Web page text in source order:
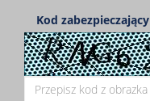
Kod zabezpieczający